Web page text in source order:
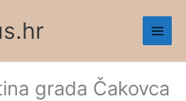
grada Čakovca